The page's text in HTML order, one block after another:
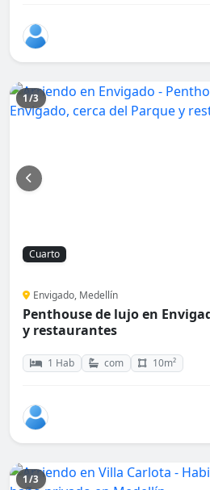
1/3
Cuarto
Envigado, Medellín
Penthouse de lujo en
y restaurantes
1 Hab com 10m²
1/3